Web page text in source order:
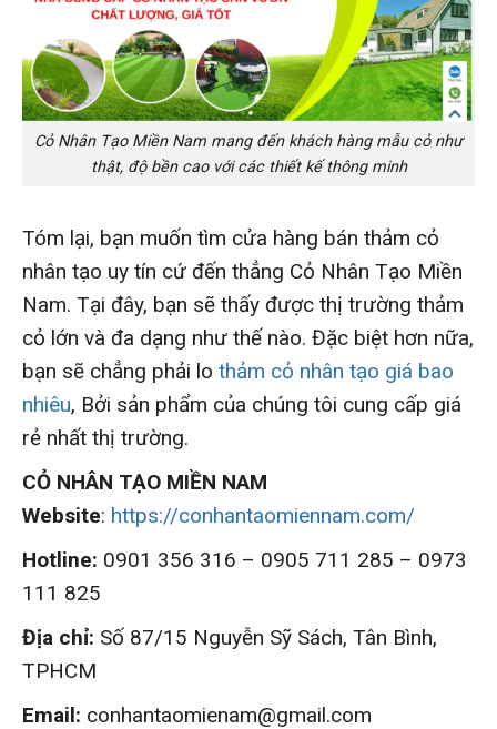
Cỏ Nhân Tạo Miền Nam mang đến khách hàng mẫu cỏ như
thật, độ bền cao với các thiết kế thông minh
Tóm lại, bạn muốn tìm cửa hàng bán thảm cỏ
nhân tạo uy tín cứ đến thẳng Cỏ Nhân Tạo Miền
Nam. Tại đây, bạn sẽ thấy được thị trường thảm
cỏ lớn và đa dạng như thế nào. Đặc biệt hơn nữa,
bạn sẽ chẳng phải lo thảm cỏ nhân tạo giá bao
nhiêu, Bởi sản phẩm của chúng tôi cung cấp giá
rẻ nhất thị trường.
CỎ NHÂN TẠO MIỀN NAM
Website: https://conhantaomiennam.com/
Hotline: 0901 356 316 – 0905 711 285 – 0973
111 825
Địa chỉ: Số 87/15 Nguyễn Sỹ Sách, Tân Bình,
TPHCM
Email: conhantaomienam@gmail.com